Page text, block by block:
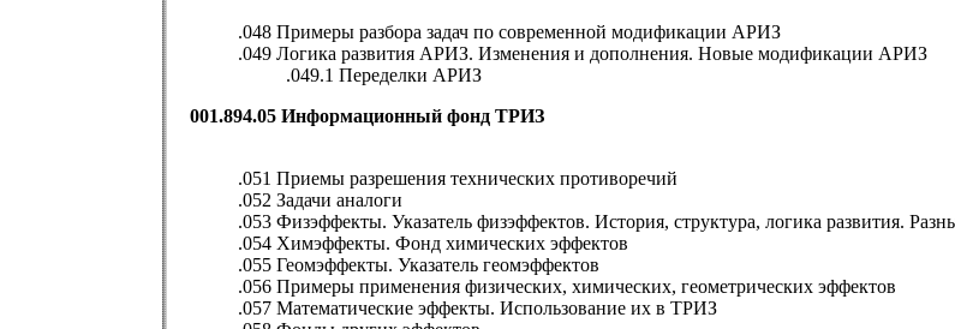
.048 Примеры разбора задач по современной модификации АРИЗ
.049 Логика развития АРИЗ. Изменения и дополнения. Новые модификации АРИЗ
.049.1 Переделки АРИЗ
001.894.05 Информационный фонд ТРИЗ
.051 Приемы разрешения технических противоречий
.052 Задачи аналоги
.053 Физэффекты. Указатель физэффектов. История, структура, логика развития.
.054 Химэффекты. Фонд химических эффектов
.055 Геомэффекты. Указатель геомэффектов
.056 Примеры применения физических, химических, геометрических эффектов
.057 Математические эффекты. Использование их в ТРИЗ